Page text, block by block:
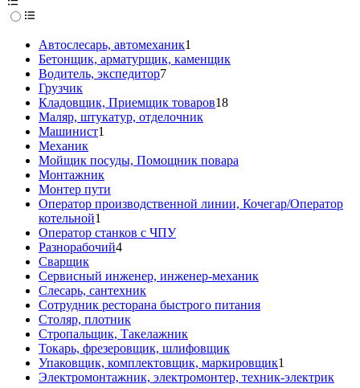
Автослесарь, автомеханик1
Бетонщик, арматурщик, каменщик
Водитель, экспедитор7
Грузчик
Кладовщик, Приемщик товаров18
Маляр, штукатур, отделочник
Машинист1
Механик
Мойщик посуды, Помощник повара
Монтажник
Монтер пути
Оператор производственной линии, Кочегар/Оператор
котельной1
Оператор станков с ЧПУ
Разнорабочий4
Сварщик
Сервисный инженер, инженер-механик
Слесарь, сантехник
Сотрудник ресторана быстрого питания
Столяр, плотник
Стропальщик, Такелажник
Токарь, фрезеровщик, шлифовщик
Упаковщик, комплектовщик, маркировщик1
Электромонтажник, электромонтер, техник-электрик